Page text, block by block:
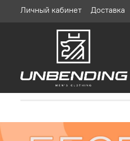
Личный кабинет Доставка